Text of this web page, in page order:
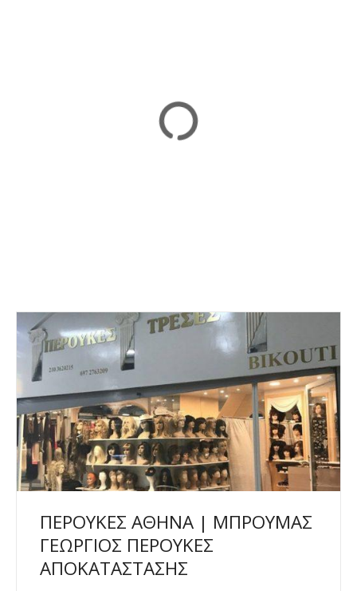
ΠΕΡΟΥΚΕΣ ΑΘΗΝΑ | ΜΠΡΟΥΜΑΣ
ΓΕΩΡΓΙΟΣ ΠΕΡΟΥΚΕΣ
ΑΠΟΚΑΤΑΣΤΑΣΗΣ